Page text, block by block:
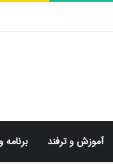
آموزش و ترفند برنامه